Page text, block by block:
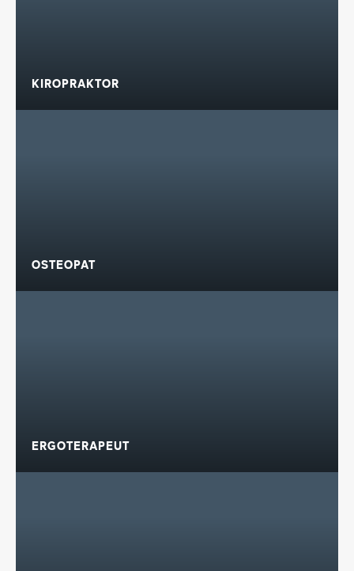
KIROPRAKTOR
OSTEOPAT
ERGOTERAPEUT